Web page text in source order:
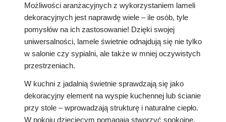
Możliwości aranżacyjnych z wykorzystaniem lameli
dekoracyjnych jest naprawdę wiele – ile osób, tyle
pomysłów na ich zastosowanie! Dzięki swojej
uniwersalności, lamele świetnie odnajdują się nie tylko
w salonie czy sypialni, ale także w mniej oczywistych
przestrzeniach.
W kuchni z jadalnią świetnie sprawdzają się jako
dekoracyjny element na wyspie kuchennej lub ścianie
przy stole – wprowadzają strukturę i naturalne ciepło.
W pokoju dziecięcym pomagają stworzyć spokojne,